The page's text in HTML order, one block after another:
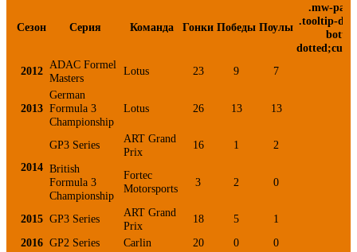
Сезон Серия Команда Гонки Победы Поулы
.mw-
.tooltip-
2012 ADAC Formel
Masters
Lotus 23 9 7
2013
German
Formula 3
Championship
Lotus 26 13 13
2014
GP3 Series
ART Grand
Prix
16 1 2
British
Formula 3
Championship
Fortec
Motorsports
3 2 0
2015 GP3 Series
ART Grand
Prix
18 5 1
2016 GP2 Series Carlin 20 0 0